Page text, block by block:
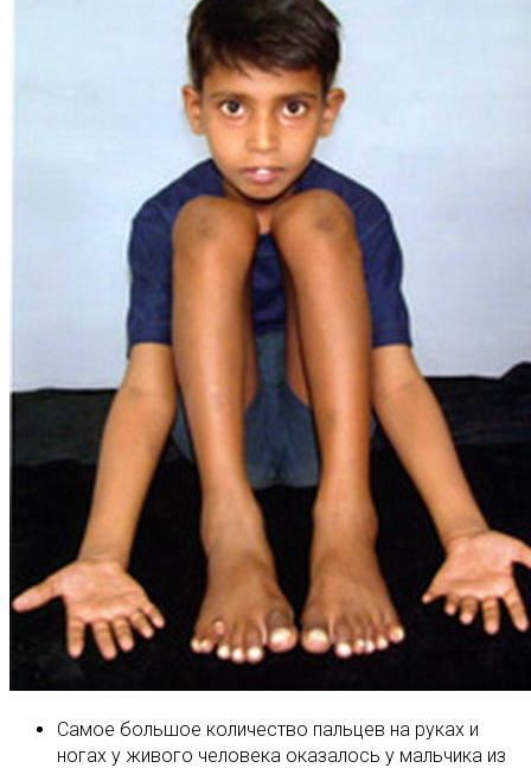
Самое большое количество пальцев на руках и
ногах у живого человека оказалось у мальчика из